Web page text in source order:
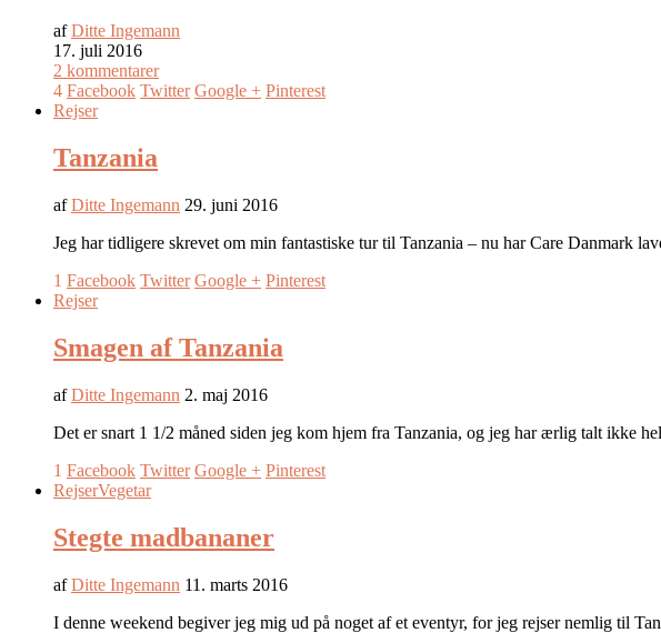
afDitte Ingemann
17. juli 2016
2 kommentarer
4 Facebook Twitter Google + Pinterest
Rejser
Tanzania
afDitte Ingemann 29. juni 2016
Jeg har tidligere skrevet om min fantastiske tur til Tanzania – nu har Care Danmark
1 Facebook Twitter Google + Pinterest
Rejser
Smagen af Tanzania
afDitte Ingemann 2. maj 2016
Det er snart 1 1/2 måned siden jeg kom hjem fra Tanzania, og jeg har ærlig talt ikke
1 Facebook Twitter Google + Pinterest
RejserVegetar
Stegte madbananer
afDitte Ingemann 11. marts 2016
I denne weekend begiver jeg mig ud på noget af et eventyr, for jeg rejser nemlig til